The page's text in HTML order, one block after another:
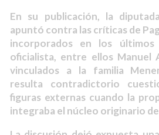
En su publicación, la
apuntó contra las críticas de
incorporados en los últimos
oficialista, entre ellos
vinculados a la familia
resulta contradictorio
figuras externas cuando la
integraba el núcleo originario